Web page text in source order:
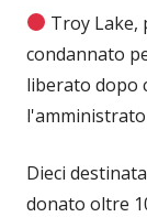
Troy Lake,
condannato
liberato dopo
Dieci
donato oltre